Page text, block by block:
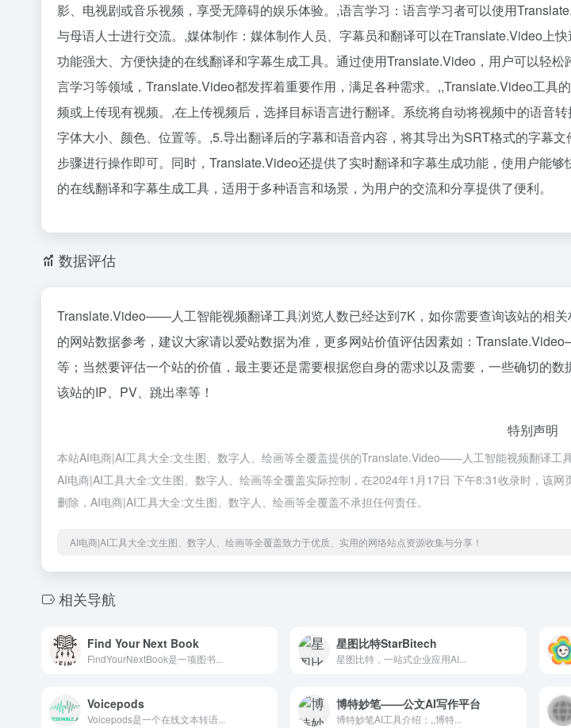
影、电视剧或音乐视频，享受无障碍的娱乐体验。,语言学习：语言学习者可以使用
与母语人士进行交流。,媒体制作：媒体制作人员、字幕员和翻译可以在Translate.Video上
功能强大、方便快捷的在线翻译和字幕生成工具。通过使用Translate.Video，用户可以轻
言学习等领域，Translate.Video都发挥着重要作用，满足各种需求。,,Translate.Video工
频或上传现有视频。,在上传视频后，选择目标语言进行翻译。系统将自动将视频中的语音
字体大小、颜色、位置等。,5.导出翻译后的字幕和语音内容，将其导出为SRT格式的字幕
步骤进行操作即可。同时，Translate.Video还提供了实时翻译和字幕生成功能，使用户能
的在线翻译和字幕生成工具，适用于多种语言和场景，为用户的交流和分享提供了便利。
数据评估
Translate.Video——人工智能视频翻译工具浏览人数已经达到7K，如你需要查询该站的相
的网站数据参考，建议大家请以爱站数据为准，更多网站价值评估因素如：
等；当然要评估一个站的价值，最主要还是需要根据您自身的需求以及需要，一些确切
该站的IP、PV、跳出率等！
特别声明
本站AI电商|AI工具大全:文生图、数字人、绘画等全覆盖提供的Translate.Video——人工智能视频翻译工
AI电商|AI工具大全:文生图、数字人、绘画等全覆盖实际控制，在2024年1月17日 下午8:31收录时，该
删除，AI电商|AI工具大全:文生图、数字人、绘画等全覆盖不承担任何责任。
AI电商|AI工具大全:文生图、数字人、绘画等全覆盖致力于优质、实用的网络站点资源收集与分享！
相关导航
Find Your Next Book
FindYourNextBook是一项图书...
星图比特StarBitech
星图比特，一站式企业应用AI...
Voicepods
Voicepods是一个在线文本转语...
博特妙笔——公文AI写作平台
博特妙笔AI工具介绍：,,博特...